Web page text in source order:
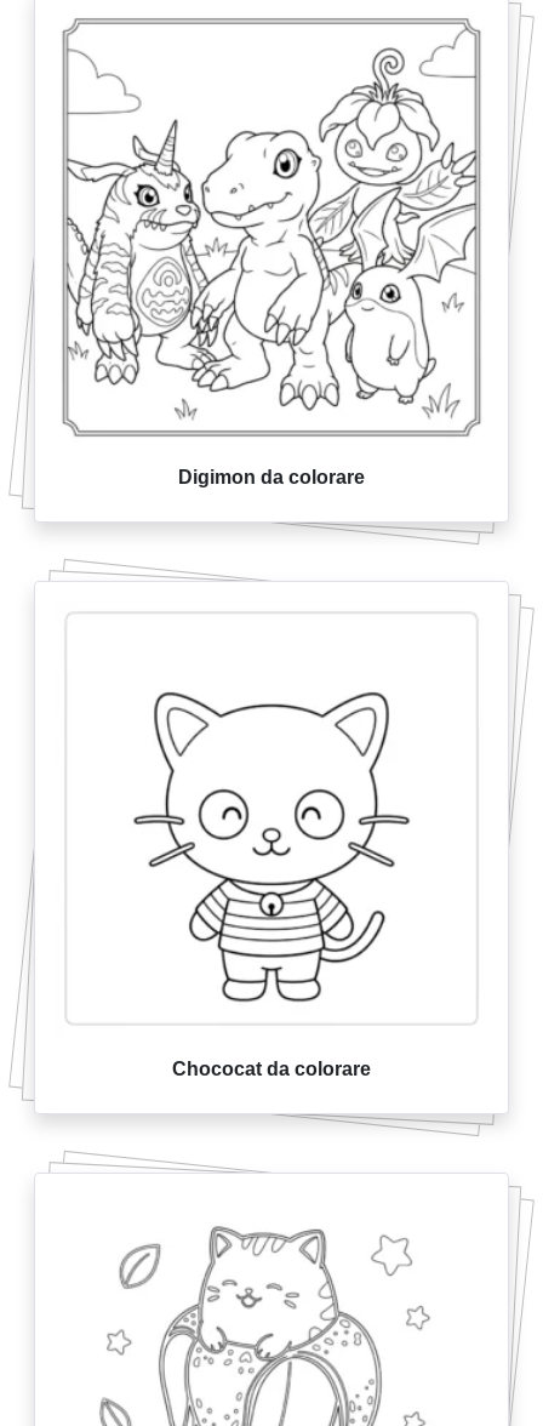
Digimon da colorare
Chococat da colorare